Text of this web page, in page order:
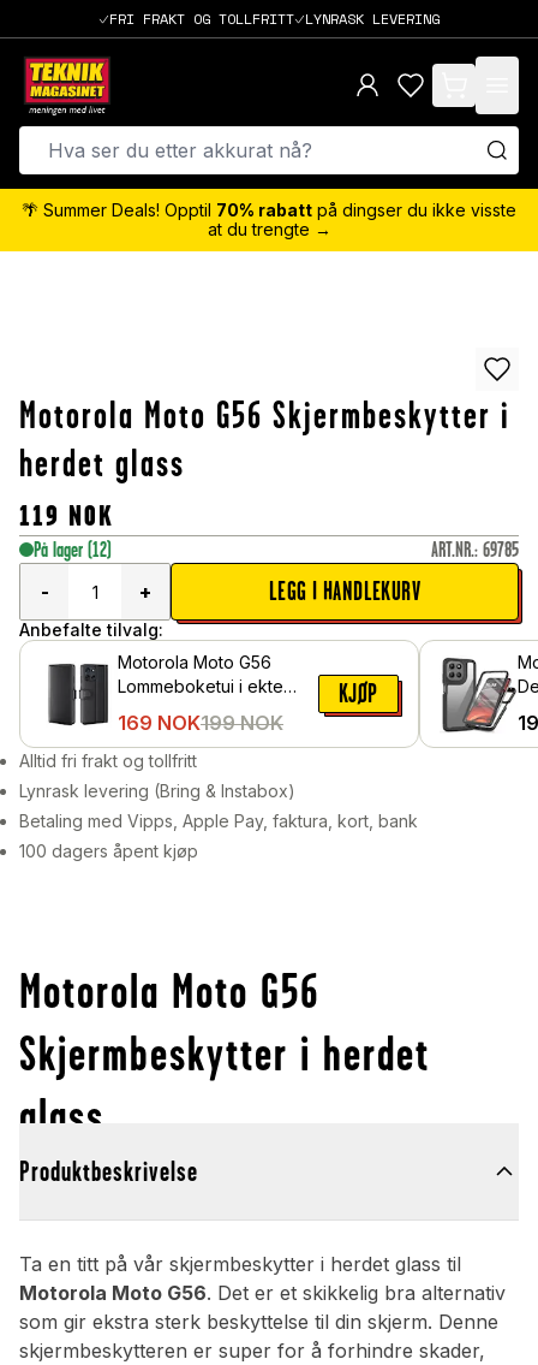
FRI FRAKT OG TOLLFRITT LYNRASK LEVERING
items in cart,
🌴 Summer Deals! Opptil 70% rabatt på dingser du ikke visste
at du trengte →
Motorola Moto G56 Skjermbeskytter i
herdet glass
119 NOK
På lager (12) ART.NR.: 69785
-
+ LEGG I HANDLEKURV
Anbefalte tilvalg:
Motorola Moto G56
Lommeboketui i ekte
169 NOK199 NOK
KJØP
Alltid fri frakt og tollfritt
Lynrask levering (Bring & Instabox)
Betaling med Vipps, Apple Pay, faktura, kort, bank
100 dagers åpent kjøp
Motorola Moto G56
Skjermbeskytter i herdet
glass
Produktbeskrivelse
Ta en titt på vår skjermbeskytter i herdet glass til
Motorola Moto G56. Det er et skikkelig bra alternativ
som gir ekstra sterk beskyttelse til din skjerm. Denne
skjermbeskytteren er super for å forhindre skader,